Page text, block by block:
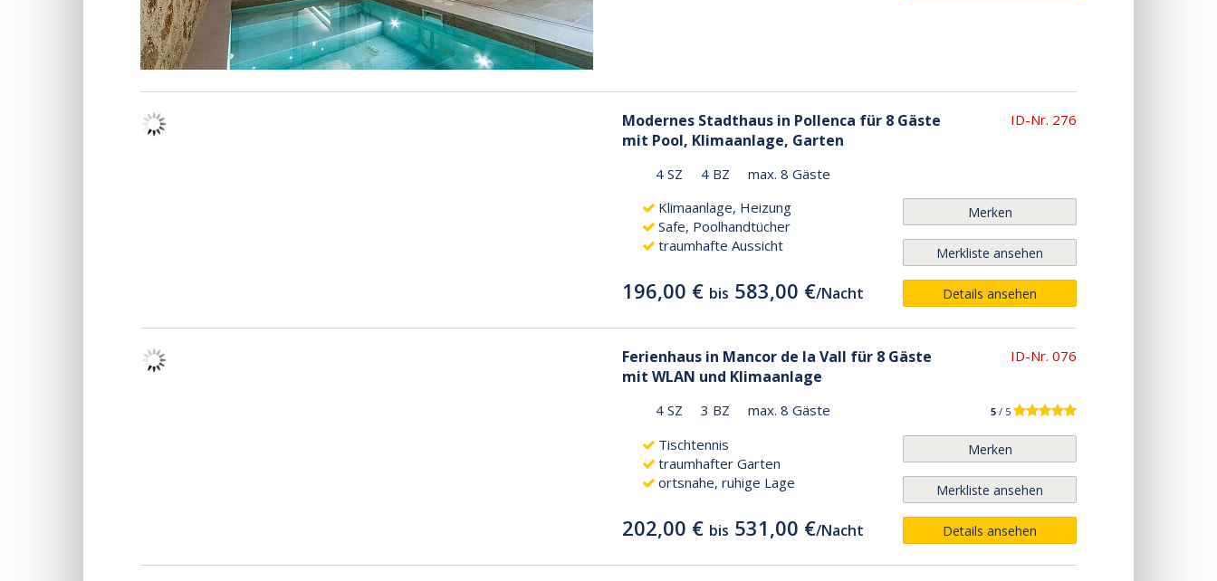
Modernes Stadthaus in Pollenca für 8 Gäste
mit Pool, Klimaanlage, Garten
ID-Nr. 276
4 SZ 4 BZ
max. 8 Gäste
Klimaanlage, Heizung
Safe, Poolhandtücher
traumhafte Aussicht
196,00 € bis 583,00 €/Nacht
Merken
Merkliste ansehen
Details ansehen
Ferienhaus in Mancor de la Vall für 8 Gäste
mit WLAN und Klimaanlage
ID-Nr. 076
4 SZ 3 BZ max. 8 Gäste 5 / 5
Tischtennis
traumhafter Garten
ortsnahe, ruhige Lage
202,00 € bis 531,00 €/Nacht
Merken
Merkliste ansehen
Details ansehen